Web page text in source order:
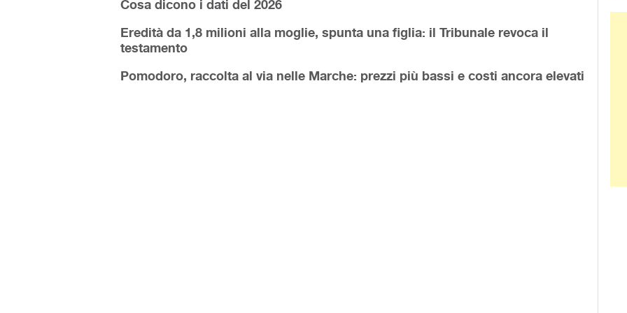
Cosa dicono i dati del 2026
Eredità da 1,8 milioni alla moglie, spunta una figlia: il Tribunale revoca il
testamento
Pomodoro, raccolta al via nelle Marche: prezzi più bassi e costi ancora elevati